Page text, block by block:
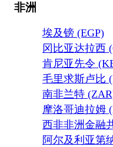
非洲
埃及镑 (EGP)
冈比亚达拉西
肯尼亚先令
毛里求斯卢比
南非兰特
摩洛哥迪拉姆
西非非洲金融
阿尔及利亚第